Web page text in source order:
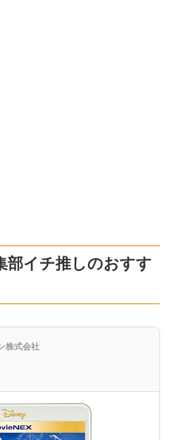
部イチ推しのおすす
株式会社